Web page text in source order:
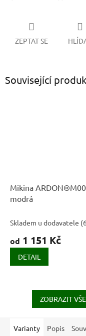
ZEPTAT SE
Související
Mikina
modrá
Skladem u dodavatele (
od 1 151 Kč
DETAIL
ZOBRAZIT
Varianty Popis